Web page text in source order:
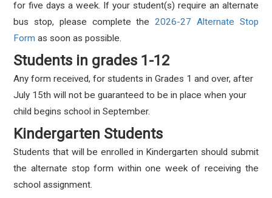
for five days a week. If your student(s) require an alternate
bus stop, please complete the2026-27 Alternate Stop
Form as soon as possible.
Students in grades 1-12
Any form received, for students in Grades 1 and over, after
July 15th will not be guaranteed to be in place when your
child begins school in September.
Kindergarten Students
Students that will be enrolled in Kindergarten should submit
the alternate stop form within one week of receiving the
school assignment.